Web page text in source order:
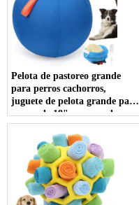
Pelota de pastoreo grande
para perros cachorros,
juguete de pelota grande para
perros de 18", carrera de
perros de ganado y pelota de